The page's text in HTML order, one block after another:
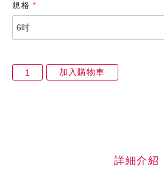
規格
加入購物車
詳細介紹